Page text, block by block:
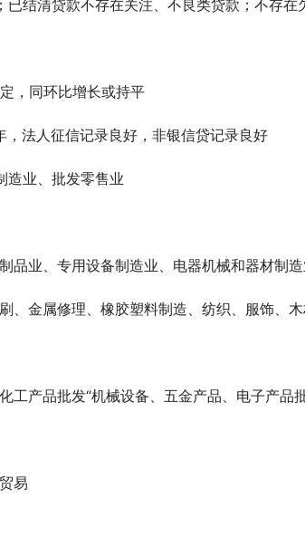
结清贷款不存在关注、不良类贷款；不存在
，同环比增长或持平
法人征信记录良好，非银信贷记录良好
造业、批发零售业
品业、专用设备制造业、电器机械和器材制
、金属修理、橡胶塑料制造、纺织、服饰、
工产品批发“机械设备、五金产品、电子产品
易